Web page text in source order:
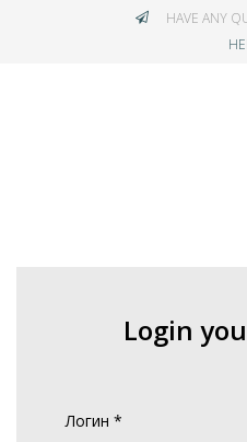
HAVE ANY
Login
Логин *